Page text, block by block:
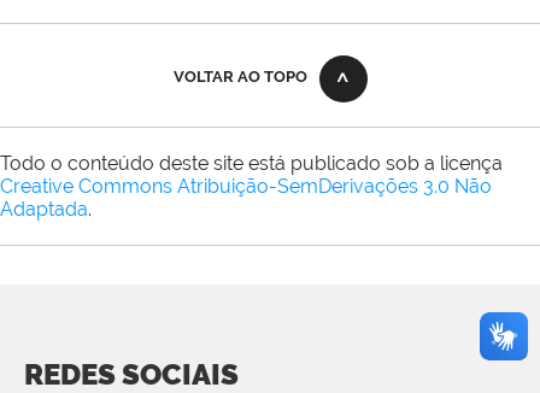
VOLTAR AO TOPO
Todo o conteúdo deste site está publicado sob a licença
Creative Commons Atribuição-SemDerivações 3.0 Não
Adaptada.
REDES SOCIAIS